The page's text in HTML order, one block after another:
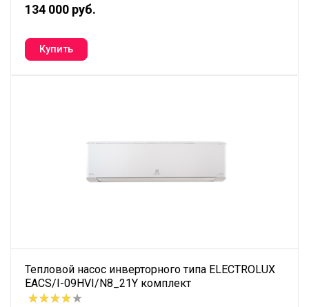
134 000 руб.
Тепловой насос инверторного типа ELECTROLUX
EACS/I-09HVI/N8_21Y комплект